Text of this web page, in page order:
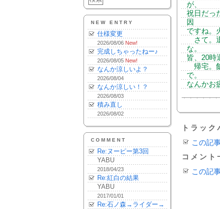
NEW ENTRY
仕様変更
2026/08/06 New!
完成しちゃったねー♪
2026/08/05 New!
なんか涼しいよ？
2026/08/04
なんか涼しい！？
2026/08/03
積み直し
2026/08/02
COMMENT
Re:ヌーピー第3回
YABU
2018/04/23
Re:紅白の結果
YABU
2017/01/01
Re:石ノ森→ライダー→
が、
祝日だっ
因
ですね。
さて。
な。
皆、20時
帰宅。
で。
なんかお
トラッ
この記
コメント
この記